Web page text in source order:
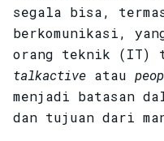
segala bisa,
berkomunikasi,
orang teknik (IT)
talkactive atau
menjadi batasan
dan tujuan dari